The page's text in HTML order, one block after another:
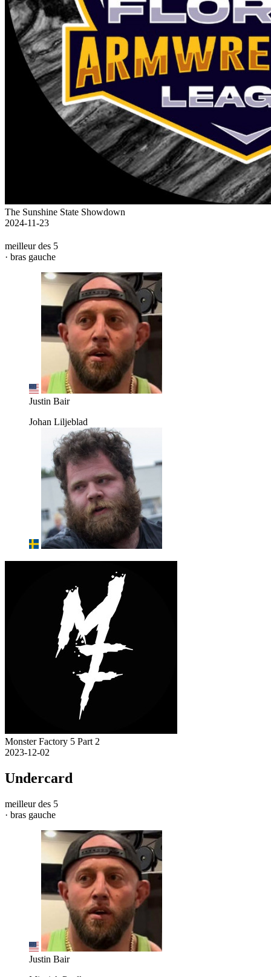
The Sunshine State Showdown
2024-11-23
meilleur des 5
· bras gauche
Justin Bair
Johan Liljeblad
Monster Factory 5 Part 2
2023-12-02
Undercard
meilleur des 5
· bras gauche
Justin Bair